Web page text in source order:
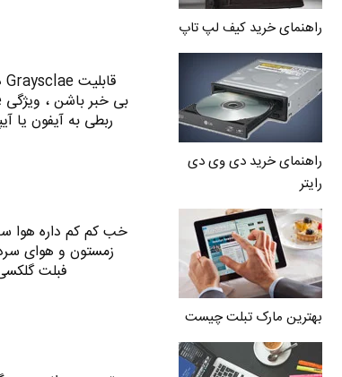
راهنمای خرید کیف لپ تاپ
راهنمای خرید دی وی دی
رایتر
بهترین مارک تبلت چیست
ربطی به آیفون یا
خب کم کم داره هوا
فبلت گلکسی نوت ۴ و ۳ خودتون ، مجبور